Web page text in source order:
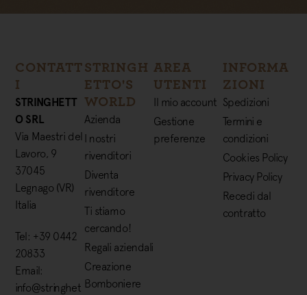
CONTATT
I
STRINGHETT
O SRL
Via Maestri del
Lavoro, 9
37045
Legnago (VR)
Italia
Tel: +39 0442
20833
Email:
info@stringhet
STRINGH
ETTO'S
WORLD
Azienda
I nostri
rivenditori
Diventa
rivenditore
Ti stiamo
cercando!
Regali aziendali
Creazione
Bomboniere
AREA
UTENTI
Il mio account
Gestione
preferenze
INFORMA
ZIONI
Spedizioni
Termini e
condizioni
Cookies Policy
Privacy Policy
Recedi dal
contratto